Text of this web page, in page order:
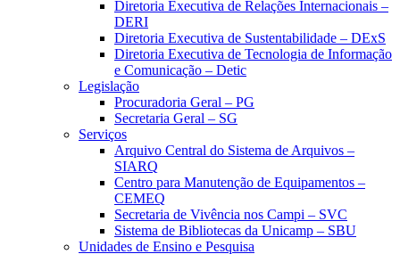
Diretoria Executiva de Relações Internacionais –
DERI
Diretoria Executiva de Sustentabilidade – DExS
Diretoria Executiva de Tecnologia de Informação
e Comunicação – Detic
Legislação
Procuradoria Geral – PG
Secretaria Geral – SG
Serviços
Arquivo Central do Sistema de Arquivos –
SIARQ
Centro para Manutenção de Equipamentos –
CEMEQ
Secretaria de Vivência nos Campi – SVC
Sistema de Bibliotecas da Unicamp – SBU
Unidades de Ensino e Pesquisa